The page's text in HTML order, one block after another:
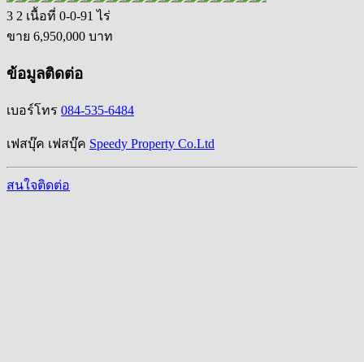
3 2 เนื้อที่ 0-0-91 ไร่
ขาย 6,950,000 บาท
ข้อมูลติดต่อ
เบอร์โทร 084-535-6484
เฟสบุ๊ค เฟสบุ๊ค Speedy Property Co.Ltd
สนใจติดต่อ